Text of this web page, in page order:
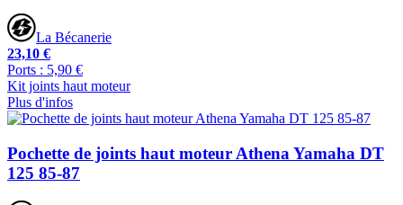
La Bécanerie
23,10 €
Ports : 5,90 €
Kit joints haut moteur
Plus d'infos
Pochette de joints haut moteur Athena Yamaha DT
125 85-87